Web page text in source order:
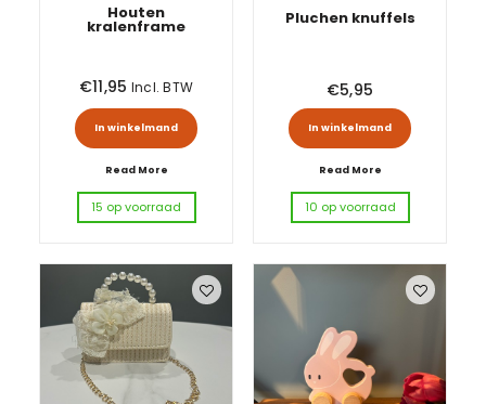
Houten
kralenframe
€11,95 Incl. BTW
In winkelmand
Read More
15 op voorraad
Pluchen knuffels
€5,95
In winkelmand Dit
Read More
10 op voorraad